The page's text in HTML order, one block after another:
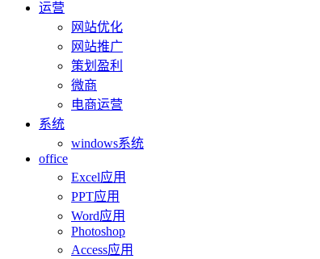
运营
网站优化
网站推广
策划盈利
微商
电商运营
系统
windows系统
office
Excel应用
PPT应用
Word应用
Photoshop
Access应用